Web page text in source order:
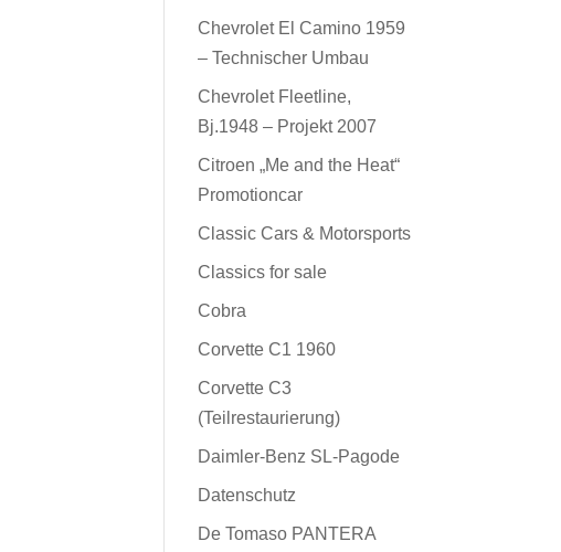
Chevrolet El Camino 1959
– Technischer Umbau
Chevrolet Fleetline,
Bj.1948 – Projekt 2007
Citroen „Me and the Heat“
Promotioncar
Classic Cars & Motorsports
Classics for sale
Cobra
Corvette C1 1960
Corvette C3
(Teilrestaurierung)
Daimler-Benz SL-Pagode
Datenschutz
De Tomaso PANTERA